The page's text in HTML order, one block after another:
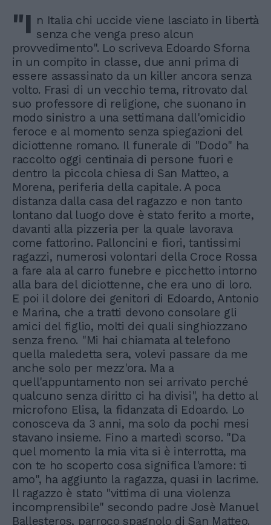
"I n Italia chi uccide viene lasciato in libertà
senza che venga preso alcun
provvedimento". Lo scriveva Edoardo Sforna
in un compito in classe, due anni prima di
essere assassinato da un killer ancora senza
volto. Frasi di un vecchio tema, ritrovato dal
suo professore di religione, che suonano in
modo sinistro a una settimana dall'omicidio
feroce e al momento senza spiegazioni del
diciottenne romano. Il funerale di "Dodo" ha
raccolto oggi centinaia di persone fuori e
dentro la piccola chiesa di San Matteo, a
Morena, periferia della capitale. A poca
distanza dalla casa del ragazzo e non tanto
lontano dal luogo dove è stato ferito a morte,
davanti alla pizzeria per la quale lavorava
come fattorino. Palloncini e fiori, tantissimi
ragazzi, numerosi volontari della Croce Rossa
a fare ala al carro funebre e picchetto intorno
alla bara del diciottenne, che era uno di loro.
E poi il dolore dei genitori di Edoardo, Antonio
e Marina, che a tratti devono consolare gli
amici del figlio, molti dei quali singhiozzano
senza freno. "Mi hai chiamata al telefono
quella maledetta sera, volevi passare da me
anche solo per mezz'ora. Ma a
quell'appuntamento non sei arrivato perché
qualcuno senza diritto ci ha divisi", ha detto al
microfono Elisa, la fidanzata di Edoardo. Lo
conosceva da 3 anni, ma solo da pochi mesi
stavano insieme. Fino a martedì scorso. "Da
quel momento la mia vita si è interrotta, ma
con te ho scoperto cosa significa l'amore: ti
amo", ha aggiunto la ragazza, quasi in lacrime.
Il ragazzo è stato "vittima di una violenza
incomprensibile" secondo padre Josè Manuel
Ballesteros, parroco spagnolo di San Matteo.